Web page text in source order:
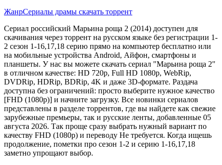
ЖанрСериалы драмы скачать торрент
Сериал российский Марьина роща 2 (2014) доступен для
скачивания через торрент на русском языке без регистрации 1-
2 сезон 1-16,17,18 серию прямо на компьютер бесплатно или
на мобильные устройства Android, Айфон, смартфоны и
планшеты. У нас вы можете скачать сериал "Марьина роща 2"
в отличном качестве: HD 720p, Full HD 1080p, WebRip,
DVDRip, HDRip, BDRip, 4K и даже 3D-формате. Раздача
доступна без ограничений: просто выберите нужное качество
[FHD (1080p)] и начните загрузку. Все новинки сериалов
представлены в разделе торрентов, где вы найдете как свежие
зарубежные премьеры, так и русские ленты, добавленные 05
августа 2026. Так проще сразу выбрать нужный вариант по
качеству FHD (1080p) и переводу Не требуется. Когда ищешь
продолжение, пометки про сезон 1-2 и серию 1-16,17,18
заметно упрощают выбор.